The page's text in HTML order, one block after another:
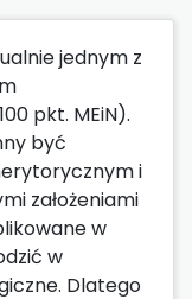
jednym z
pkt. MEiN).
być
i
założeniami
w
w
Dlatego